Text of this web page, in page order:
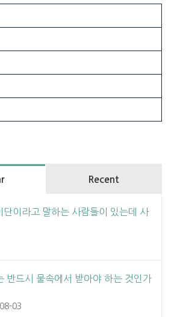
Recent
단이라고 말하는 사람들이 있는데 사
반드시 물속에서 받아야 하는 것인가
03